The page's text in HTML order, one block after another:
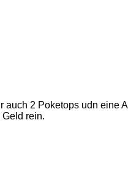
2 Poketops udn eine
rein.